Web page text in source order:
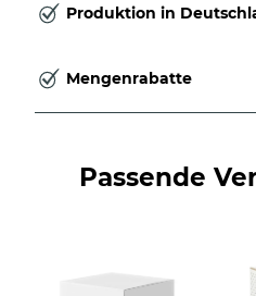
Produktion in
Mengenrabatte
Passende